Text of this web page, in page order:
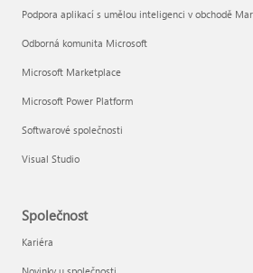
Podpora aplikací s umělou inteligenci v obchodě
Odborná komunita Microsoft
Microsoft Marketplace
Microsoft Power Platform
Softwarové společnosti
Visual Studio
Společnost
Kariéra